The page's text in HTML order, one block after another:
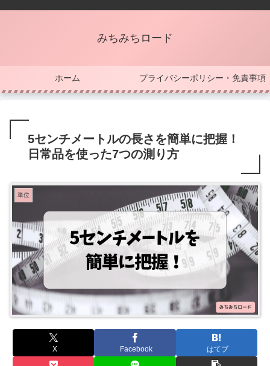
みちみちロード
ホーム プライバシーポリシー・免責事項
5センチメートルの長さを簡単に把握！
日常品を使った7つの測り方
単位
X Facebook はてブ